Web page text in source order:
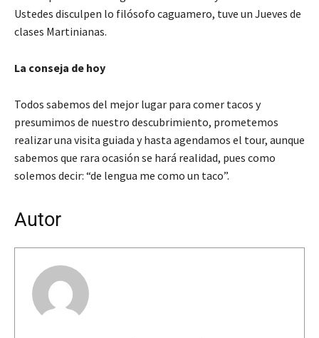
Ustedes disculpen lo filósofo caguamero, tuve un Jueves de
clases Martinianas.
La conseja de hoy
Todos sabemos del mejor lugar para comer tacos y
presumimos de nuestro descubrimiento, prometemos
realizar una visita guiada y hasta agendamos el tour, aunque
sabemos que rara ocasión se hará realidad, pues como
solemos decir: “de lengua me como un taco”.
Autor